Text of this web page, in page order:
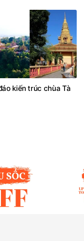
kiến trúc chùa Tà